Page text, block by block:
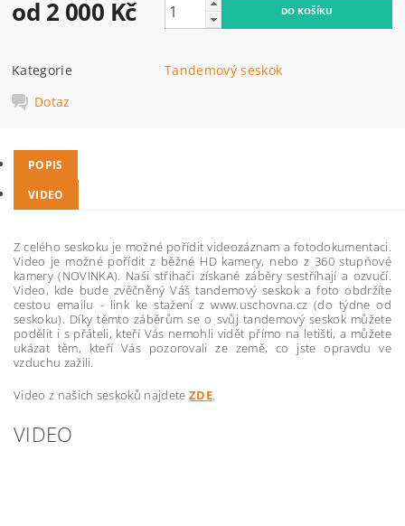
od 2 000 Kč
Kategorie
Tandemový seskok
Dotaz
POPIS
VIDEO
Z celého seskoku je možné pořídit videozáznam a fotodokumentaci.
Video je možné pořídit z běžné HD kamery, nebo z 360 stupňové
kamery (NOVINKA). Naši střihači získané záběry sestříhají a ozvučí.
Video, kde bude zvěčněný Váš tandemový seskok a foto obdržíte
cestou emailu - link ke stažení z www.uschovna.cz (do týdne od
seskoku). Díky těmto záběrům se o svůj tandemový seskok můžete
podělit i s přáteli, kteří Vás nemohli vidět přímo na letišti, a můžete
ukázat těm, kteří Vás pozorovali ze země, co jste opravdu ve
vzduchu zažili.
Video z našich seskoků najdete ZDE.
VIDEO